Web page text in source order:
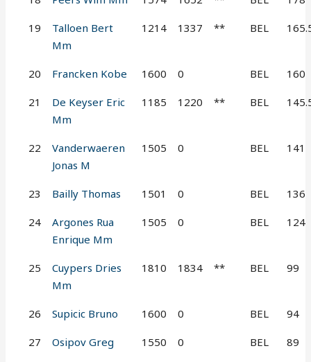
19
Talloen Bert
Mm
1214 1337 ** BEL
20 Francken Kobe 1600 0 BEL 160
21
De Keyser Eric
Mm
1185 1220 ** BEL
22
Vanderwaeren
Jonas M
1505 0 BEL 141
23 Bailly Thomas 1501 0 BEL 136
24
Argones Rua
Enrique Mm
1505 0 BEL 124
25
Cuypers Dries
Mm
1810 1834 ** BEL 99
26 Supicic Bruno 1600 0 BEL 94
27 Osipov Greg 1550 0 BEL 89